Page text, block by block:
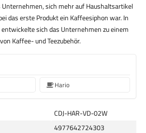
Unternehmen, sich mehr auf Haushaltsartikel
das erste Produkt ein Kaffeesiphon war. In
sich das Unternehmen zu einem
Kaffee- und Teezubehör.
Hario
CDJ-HAR-VD-02W
4977642724303